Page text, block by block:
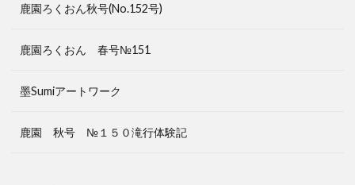
鹿園ろくおん秋号(No.152号)
鹿園ろくおん 春号№151
墨Sumiアートワーク
鹿園 秋号 №１５０滝行体験記